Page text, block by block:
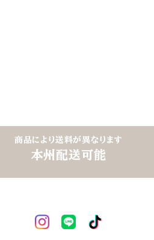
商品により送料が異なります
本州配送可能